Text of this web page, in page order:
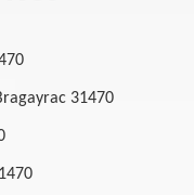
31470